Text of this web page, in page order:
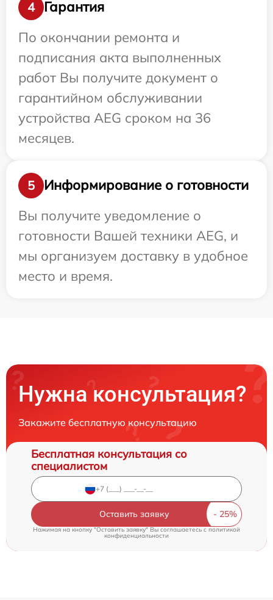
4
Гарантия
По окончании ремонта и
подписания акта выполненных
работ Вы получите документ о
гарантийном обслуживании
устройства AEG сроком на 36
месяцев.
5
Информирование о готовности
Вы получите уведомление о
готовности Вашей техники AEG, и
мы организуем доставку в удобное
место и время.
Нужна консультация?
Закажите бесплатную консультацию
Бесплатная консультация со
специалистом
Оставить заявку
Нажимая на кнопку "Оставить заявку" Вы соглашаетесь cполитикой
конфиденциальности